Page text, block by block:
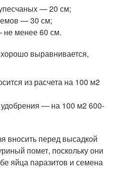
— 20 см;
— 30 см;
не менее 60 см.
выравнивается,
из расчета на 100 м2
— на 100 м2 600-
вносить перед высадкой
помет, поскольку они
яйца паразитов и семена